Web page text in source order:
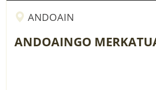
ANDOAIN
ANDOAINGO